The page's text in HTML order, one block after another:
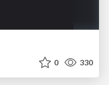
0 330